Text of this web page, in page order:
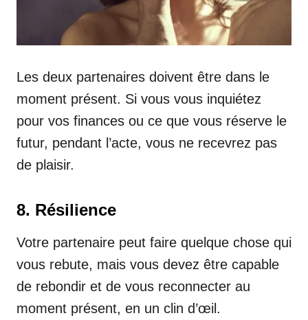
Les deux partenaires doivent être dans le
moment présent. Si vous vous inquiétez
pour vos finances ou ce que vous réserve le
futur, pendant l’acte, vous ne recevrez pas
de plaisir.
8. Résilience
Votre partenaire peut faire quelque chose qui
vous rebute, mais vous devez être capable
de rebondir et de vous reconnecter au
moment présent, en un clin d’œil.